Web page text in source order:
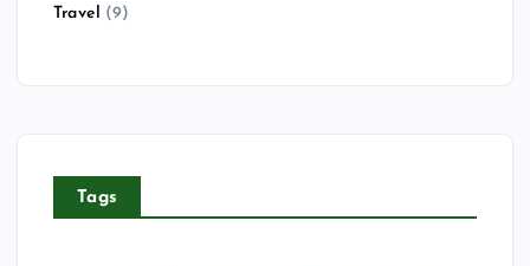
Travel (9)
Tags